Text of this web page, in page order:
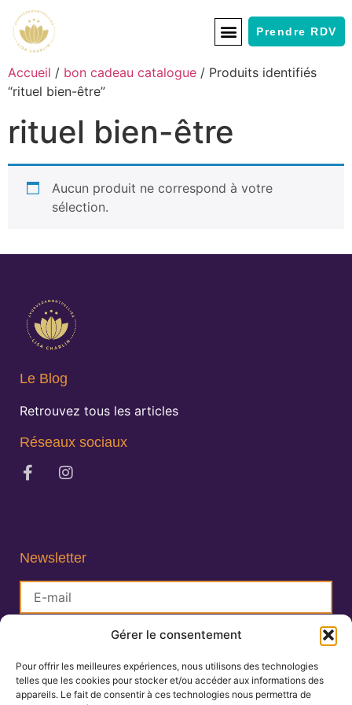
Gérer le consentement
Pour offrir les meilleures expériences, nous utilisons des technologies
telles que les cookies pour stocker et/ou accéder aux informations des
appareils. Le fait de consentir à ces technologies nous permettra de
Prendre RDV
Accueil / bon cadeau catalogue / Produits identifiés
“rituel bien-être”
rituel bien-être
Aucun produit ne correspond à votre
sélection.
Le Blog
Retrouvez tous les articles
Réseaux sociaux
Newsletter
S'inscrire
Lisa Charlin